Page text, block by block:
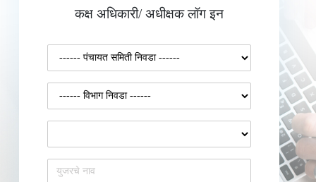
कक्ष अधिकारी/ अधीक्षक लॉग इन